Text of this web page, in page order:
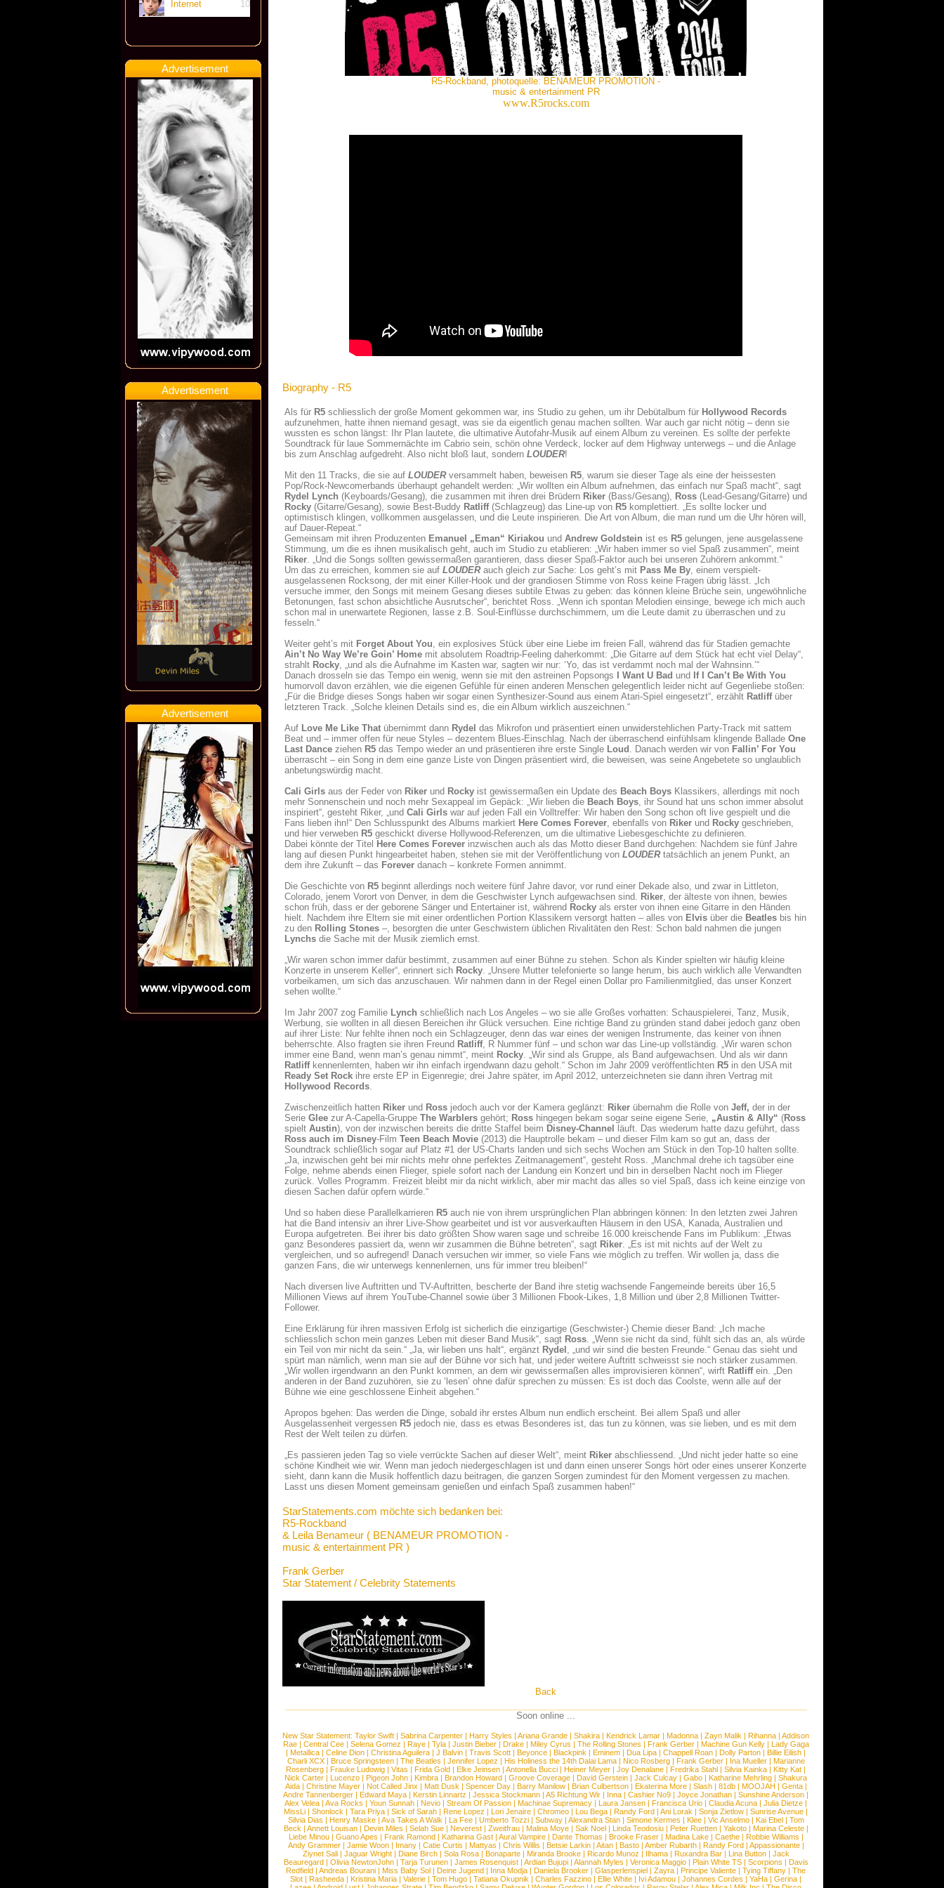
Internet 10
Advertisement
Advertisement
Advertisement
R5-Rockband, photoquelle: BENAMEUR PROMOTION -
music & entertainment PR
www.R5rocks.com
Biography - R5
Als für R5 schliesslich der große Moment gekommen war, ins Studio zu gehen, um ihr Debütalbum für Hollywood Records
aufzunehmen, hatte ihnen niemand gesagt, was sie da eigentlich genau machen sollten. War auch gar nicht nötig – denn sie
wussten es schon längst: Ihr Plan lautete, die ultimative Autofahr-Musik auf einem Album zu vereinen. Es sollte der perfekte
Soundtrack für laue Sommernächte im Cabrio sein, schön ohne Verdeck, locker auf dem Highway unterwegs – und die Anlage
bis zum Anschlag aufgedreht. Also nicht bloß laut, sondern LOUDER!
Mit den 11 Tracks, die sie auf LOUDERversammelt haben, beweisen R5, warum sie dieser Tage als eine der heissesten
Pop/Rock-Newcomerbands überhaupt gehandelt werden: „Wir wollten ein Album aufnehmen, das einfach nur Spaß macht“, sagt
Rydel Lynch (Keyboards/Gesang), die zusammen mit ihren drei Brüdern Riker (Bass/Gesang), Ross (Lead-Gesang/Gitarre) und
Rocky (Gitarre/Gesang), sowie Best-Buddy Ratliff (Schlagzeug) das Line-up von R5 komplettiert. „Es sollte locker und
optimistisch klingen, vollkommen ausgelassen, und die Leute inspirieren. Die Art von Album, die man rund um die Uhr hören will,
auf Dauer-Repeat.“
Gemeinsam mit ihren Produzenten Emanuel „Eman“ Kiriakou und Andrew Goldstein ist es R5 gelungen, jene ausgelassene
Stimmung, um die es ihnen musikalisch geht, auch im Studio zu etablieren: „Wir haben immer so viel Spaß zusammen“, meint
Riker. „Und die Songs sollten gewissermaßen garantieren, dass dieser Spaß-Faktor auch bei unseren Zuhörern ankommt.“
Um das zu erreichen, kommen sie auf LOUDERauch gleich zur Sache: Los geht’s mit Pass Me By, einem verspielt-
ausgelassenen Rocksong, der mit einer Killer-Hook und der grandiosen Stimme von Ross keine Fragen übrig lässt. „Ich
versuche immer, den Songs mit meinem Gesang dieses subtile Etwas zu geben: das können kleine Brüche sein, ungewöhnliche
Betonungen, fast schon absichtliche Ausrutscher“, berichtet Ross. „Wenn ich spontan Melodien einsinge, bewege ich mich auch
schon mal in unerwartete Regionen, lasse z.B. Soul-Einflüsse durchschimmern, um die Leute damit zu überraschen und zu
fesseln.“
Weiter geht’s mit Forget About You, ein explosives Stück über eine Liebe im freien Fall, während das für Stadien gemachte
Ain’t No Way We’re Goin’ Home mit absolutem Roadtrip-Feeling daherkommt: „Die Gitarre auf dem Stück hat echt viel Delay“,
strahlt Rocky, „und als die Aufnahme im Kasten war, sagten wir nur: ‘Yo, das ist verdammt noch mal der Wahnsinn.’“
Danach drosseln sie das Tempo ein wenig, wenn sie mit den astreinen Popsongs
I Want U Bad und If I Can’t Be With You
humorvoll davon erzählen, wie die eigenen Gefühle für einen anderen Menschen gelegentlich leider nicht auf Gegenliebe stoßen:
„Für die Bridge dieses Songs haben wir sogar einen Synthesizer-Sound aus einem Atari-Spiel eingesetzt“, erzählt Ratliff über
letzteren Track. „Solche kleinen Details sind es, die ein Album wirklich auszeichnen.“
Auf Love Me Like That übernimmt dann Rydel das Mikrofon und präsentiert einen unwiderstehlichen Party-Track mit sattem
Beat und – immer offen für neue Styles – dezentem Blues-Einschlag. Nach der überraschend einfühlsam klingende Ballade One
Last Dance ziehen R5 das Tempo wieder an und präsentieren ihre erste Single Loud . Danach werden wir von Fallin’ For You
überrascht – ein Song in dem eine ganze Liste von Dingen präsentiert wird, die beweisen, was seine Angebetete so unglaublich
anbetungswürdig macht.
Cali Girls aus der Feder von Riker und Rocky ist gewissermaßen ein Update des Beach Boys Klassikers, allerdings mit noch
mehr Sonnenschein und noch mehr Sexappeal im Gepäck: „Wir lieben die Beach Boys, ihr Sound hat uns schon immer absolut
inspiriert“, gesteht Riker, „und Cali Girls war auf jeden Fall ein Volltreffer: Wir haben den Song schon oft live gespielt und die
Fans lieben ihn!“ Den Schlusspunkt des Albums markiert Here Comes Forever, ebenfalls von Riker und Rocky geschrieben,
und hier verweben R5 geschickt diverse Hollywood-Referenzen, um die ultimative Liebesgeschichte zu definieren.
Dabei könnte der Titel Here Comes Forever inzwischen auch als das Motto dieser Band durchgehen: Nachdem sie fünf Jahre
lang auf diesen Punkt hingearbeitet haben, stehen sie mit der Veröffentlichung von LOUDERtatsächlich an jenem Punkt, an
dem ihre Zukunft – das Forever danach – konkrete Formen annimmt.
Die Geschichte von R5 beginnt allerdings noch weitere fünf Jahre davor, vor rund einer Dekade also, und zwar in Littleton,
Colorado, jenem Vorort von Denver, in dem die Geschwister Lynch aufgewachsen sind. Riker, der älteste von ihnen, bewies
schon früh, dass er der geborene Sänger und Entertainer ist, während Rocky als erster von ihnen eine Gitarre in den Händen
hielt. Nachdem ihre Eltern sie mit einer ordentlichen Portion Klassikern versorgt hatten – alles von Elvis über die Beatles bis hin
zu den Rolling Stones –, besorgten die unter Geschwistern üblichen Rivalitäten den Rest: Schon bald nahmen die jungen
Lynchs die Sache mit der Musik ziemlich ernst.
„Wir waren schon immer dafür bestimmt, zusammen auf einer Bühne zu stehen. Schon als Kinder spielten wir häufig kleine
Konzerte in unserem Keller“, erinnert sich Rocky. „Unsere Mutter telefonierte so lange herum, bis auch wirklich alle Verwandten
vorbeikamen, um sich das anzuschauen. Wir nahmen dann in der Regel einen Dollar pro Familienmitglied, das unser Konzert
sehen wollte.“
Im Jahr 2007 zog Familie Lynch schließlich nach Los Angeles – wo sie alle Großes vorhatten: Schauspielerei, Tanz, Musik,
Werbung, sie wollten in all diesen Bereichen ihr Glück versuchen. Eine richtige Band zu gründen stand dabei jedoch ganz oben
auf ihrer Liste: Nur fehlte ihnen noch ein Schlagzeuger, denn das war eines der wenigen Instrumente, das keiner von ihnen
beherrschte. Also fragten sie ihren Freund Ratliff, R Nummer fünf – und schon war das Line-up vollständig. „Wir waren schon
immer eine Band, wenn man’s genau nimmt“, meint Rocky. „Wir sind als Gruppe, als Band aufgewachsen. Und als wir dann
Ratliffkennenlernten, haben wir ihn einfach irgendwann dazu geholt.“ Schon im Jahr 2009 veröffentlichten R5 in den USA mit
Ready Set Rock ihre erste EP in Eigenregie; drei Jahre später, im April 2012, unterzeichneten sie dann ihren Vertrag mit
Hollywood Records.
Zwischenzeitlich hatten Riker und Ross jedoch auch vor der Kamera geglänzt: Riker übernahm die Rolle von Jeff, der in der
Serie Glee zur A-Capella-Gruppe The Warblers gehört; Ross hingegen bekam sogar seine eigene Serie, „Austin & Ally“ (Ross
spielt Austin), von der inzwischen bereits die dritte Staffel beim Disney-Channel
läuft. Das wiederum hatte dazu geführt, dass
Ross auch im Disney-Film Teen Beach Movie (2013) die Hauptrolle bekam – und dieser Film kam so gut an, dass der
Soundtrack schließlich sogar auf Platz #1 der US-Charts landen und sich sechs Wochen am Stück in den Top-10 halten sollte.
„Ja, inzwischen geht bei mir nichts mehr ohne perfektes Zeitmanagement“, gesteht Ross. „Manchmal drehe ich tagsüber eine
Folge, nehme abends einen Flieger, spiele sofort nach der Landung ein Konzert und bin in derselben Nacht noch im Flieger
zurück. Volles Programm. Freizeit bleibt mir da nicht wirklich, aber mir macht das alles so viel Spaß, dass ich keine einzige von
diesen Sachen dafür opfern würde.“
Und so haben diese Parallelkarrieren R5 auch nie von ihrem ursprünglichen Plan abbringen können: In den letzten zwei Jahren
hat die Band intensiv an ihrer Live-Show gearbeitet und ist vor ausverkauften Häusern in den USA, Kanada, Australien und
Europa aufgetreten. Bei ihrer bis dato größten Show waren sage und schreibe 16.000 kreischende Fans im Publikum: „Etwas
ganz Besonderes passiert da, wenn wir zusammen die Bühne betreten“, sagt Riker. „Es ist mit nichts auf der Welt zu
vergleichen, und so aufregend! Danach versuchen wir immer, so viele Fans wie möglich zu treffen. Wir wollen ja, dass die
ganzen Fans, die wir unterwegs kennenlernen, uns für immer treu bleiben!“
Nach diversen live Auftritten und TV-Auftritten, bescherte der Band ihre stetig wachsende Fangemeinde bereits über 16,5
Millionen Views auf ihrem YouTube-Channel sowie über 3 Millionen Fbook-Likes, 1,8 Million und über 2,8 Millionen Twitter-
Follower.
Eine Erklärung für ihren massiven Erfolg ist sicherlich die einzigartige (Geschwister-) Chemie dieser Band: „Ich mache
schliesslich schon mein ganzes Leben mit dieser Band Musik“, sagt Ross. „Wenn sie nicht da sind, fühlt sich das an, als würde
ein Teil von mir nicht da sein.“ „Ja, wir lieben uns halt“, ergänzt Rydel , „und wir sind die besten Freunde.“ Genau das sieht und
spürt man nämlich, wenn man sie auf der Bühne vor sich hat, und jeder weitere Auftritt schweisst sie noch stärker zusammen.
„Wir wollen irgendwann an den Punkt kommen, an dem wir gewissermaßen alles improvisieren können“, wirft Ratliffein. „Den
anderen in der Band zuzuhören, sie zu ‘lesen’ ohne dafür sprechen zu müssen: Es ist doch das Coolste, wenn alle auf der
Bühne wie eine geschlossene Einheit abgehen.“
Apropos bgehen: Das werden die Dinge, sobald ihr erstes Album nun endlich erscheint. Bei allem Spaß und aller
Ausgelassenheit vergessen R5 jedoch nie, dass es etwas Besonderes ist, das tun zu können, was sie lieben, und es mit dem
Rest der Welt teilen zu dürfen.
„Es passieren jeden Tag so viele verrückte Sachen auf dieser Welt“, meint Riker abschliessend. „Und nicht jeder hatte so eine
schöne Kindheit wie wir. Wenn man jedoch niedergeschlagen ist und dann einen unserer Songs hört oder eines unserer Konzerte
sieht, dann kann die Musik hoffentlich dazu beitragen, die ganzen Sorgen zumindest für den Moment vergessen zu machen.
Lasst uns diesen Moment gemeinsam genießen und einfach Spaß zusammen haben!“
StarStatements.com möchte sich bedanken bei:
R5-Rockband
& Leila Benameur ( BENAMEUR PROMOTION -
music & entertainment PR )
Frank Gerber
Star Statement / Celebrity Statements
Back
Soon online ...
New Star Statement: Taylor Swift | Sabrina Carpenter | Harry Styles | Ariana Grande | Shakira | Kendrick Lamar | Madonna | Zayn Malik | Rihanna | Addison
Rae| Central Cee| Selena Gomez | Raye| Tyla| Justin Bieber| Drake| Miley Cyrus | The Rolling Stones | Frank Gerber| Machine Gun Kelly| Lady Gaga
| Metallica | Celine Dion | Christina Aguilera | J Balvin | Travis Scott | Beyonce | Blackpink | Eminem | Dua Lipa | Chappell Roan | Dolly Parton | Billie Eilish |
Charli XCX| Bruce Springsteen| The Beatles | Jennifer Lopez | His Holiness the 14th Dalai Lama| Nico Rosberg| Frank Gerber| Ina Mueller| Marianne
Rosenberg | Frauke Ludowig | Vitas | Frida Gold | Elke Jeinsen | Antonella Bucci | Heiner Meyer | Joy Denalane | Fredrika Stahl | Silvia Kainka | Kitty Kat |
Nick Carter | Lucenzo | Pigeon John | Kimbra | Brandon Howard | Groove Coverage | David Gerstein | Jack Culcay | Gabo | Katharine Mehrling | Shakura
Aida| Christine Mayer| Not Called Jinx | Matt Dusk | Spencer Day| Barry Manilow| Brian Culbertson| Ekaterina More| Slash| 81db| MOOJAH | Genta|
Andre Tannenberger | Edward Maya | Kerstin Linnartz | Jessica Stockmann | A5 Richtung Wir | Inna | Cashier No9 | Joyce Jonathan | Sunshine Anderson |
Alex Velea | Ava Rocks | Youn Sunnah | Nevio | Stream Of Passion | Machinae Supremacy | Laura Jansen | Francisca Urio | Claudia Acuna | Julia Dietze |
MissLi | Shonlock | Tara Priya | Sick of Sarah | Rene Lopez | Lori Jenaire | Chromeo | Lou Bega | Randy Ford | Ani Lorak | Sonja Zietlow | Sunrise Avenue |
Silvia Dias | Henry Maske| Ava Takes A Walk | La Fee| Umberto Tozzi| Subway| Alexandra Stan| Simone Kermes | Klee| Vic Anselmo| Kai Ebel| Tom
Beck | Annett Louisan| Devin Miles | Selah Sue| Neverest| Zweitfrau| Malina Moye| Sak Noel| Linda Teodosiu| Peter Ruetten| Yakoto| Marina Celeste|
Liebe Minou| Guano Apes | Frank Ramond| Katharina Gast| Aural Vampire| Dante Thomas | Brooke Fraser| Madina Lake| Caethe| Robbie Williams |
Andy Grammer| Jamie Woon| Imany| Catie Curtis | Mattyas | Chris Willis | Betsie Larkin| Aitan| Basto| Amber Rubarth| Randy Ford| Appassionante|
Ziynet Sali| Jaguar Wright| Diane Birch| Sola Rosa| Bonaparte| Miranda Brooke| Ricardo Munoz | Ilhama| Ruxandra Bar| Lina Button| Jack
Beauregard| Olivia NewtonJohn| Tarja Turunen| James Rosenquist| Ardian Bujupi| Alannah Myles | Veronica Maggio| Plain White TS| Scorpions | Davis
Redfield | Andreas Bourani | Miss Baby Sol | Deine Jugend | Inna Modja | Daniela Brooker | Glasperlenspiel | Zayra | Principe Valiente | Tying Tiffany | The
Slot | Rasheeda | Kristina Maria | Valerie | Tom Hugo | Tatiana Okupnik | Charles Fazzino | Ellie White | Ivi Adamou | Johannes Cordes | YaHa | Gerina |